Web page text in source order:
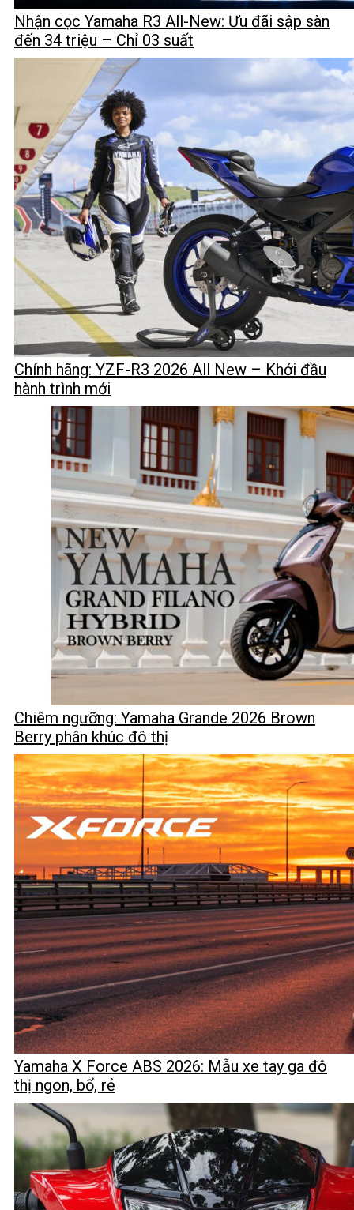
Nhận cọc Yamaha R3 All-New: Ưu đãi sập sàn
đến 34 triệu – Chỉ 03 suất
Chính hãng: YZF-R3 2026 All New – Khởi đầu
hành trình mới
Chiêm ngưỡng: Yamaha Grande 2026 Brown
Berry phân khúc đô thị
Yamaha X Force ABS 2026: Mẫu xe tay ga đô
thị ngon, bổ, rẻ